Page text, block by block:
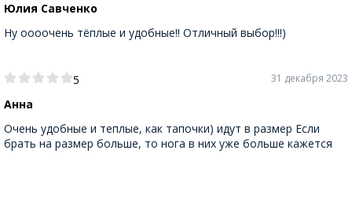
Юлия Савченко
Ну оооочень тёплые и удобные!! Отличный выбор!!!)
5
Анна
31 декабря 2023
Очень удобные и теплые, как тапочки) идут в размер Если
брать на размер больше, то нога в них уже больше кажется